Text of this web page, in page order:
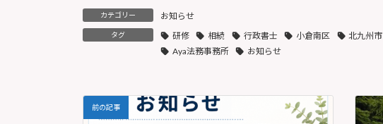
カテゴリー お知らせ
タグ 研修 相続 行政書士 小倉南区 北九州市
Aya法務事務所
お知らせ
前の記事